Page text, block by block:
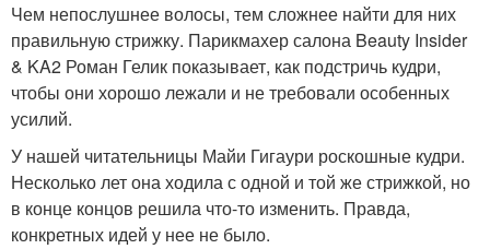
Чем непослушнее волосы, тем сложнее найти для них
правильную стрижку. Парикмахер салона Beauty Insider
& KA2 Роман Гелик показывает, как подстричь кудри,
чтобы они хорошо лежали и не требовали особенных
усилий.
У нашей читательницы Майи Гигаури роскошные кудри.
Несколько лет она ходила с одной и той же стрижкой, но
в конце концов решила что-то изменить. Правда,
конкретных идей у нее не было.